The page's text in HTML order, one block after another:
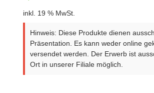
inkl. 19 % MwSt.
Hinweis: Diese Produkte dienen
Präsentation. Es kann weder online
versendet werden. Der Erwerb ist
Ort in unserer Filiale möglich.